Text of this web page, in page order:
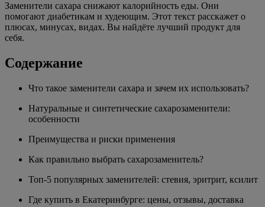
Заменители сахара снижают калорийность еды. Они
помогают диабетикам и худеющим. Этот текст расскажет о
плюсах, минусах, видах. Вы найдёте лучший продукт для
себя.
Содержание
Что такое заменители сахара и зачем их использовать?
Натуральные и синтетические сахарозаменители:
особенности
Преимущества и риски применения
Как правильно выбрать сахарозаменитель?
Топ-5 популярных заменителей: стевия, эритрит, ксилит
Где купить в Екатеринбурге: цены, отзывы, доставка